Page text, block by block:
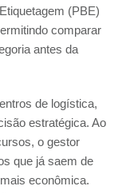
(PBE)
comparar
antes da
de logística,
estratégica. Ao
o gestor
que já saem de
econômica.